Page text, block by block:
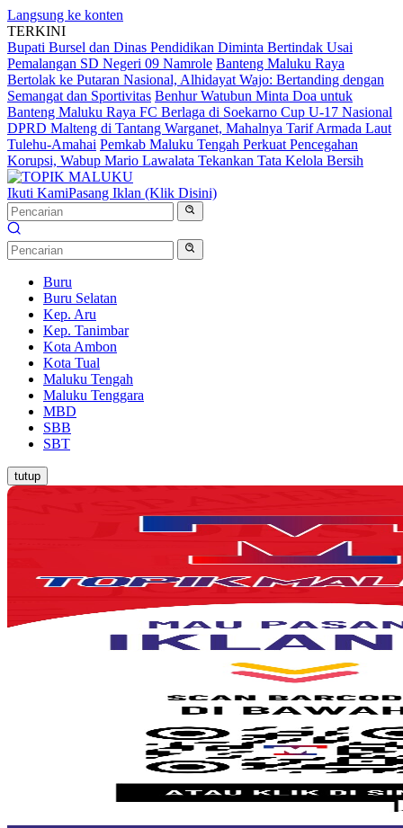
Langsung ke konten
TERKINI
Bupati Bursel dan Dinas Pendidikan Diminta Bertindak Usai
Pemalangan SD Negeri 09 Namrole Banteng Maluku Raya
Bertolak ke Putaran Nasional, Alhidayat Wajo: Bertanding dengan
Semangat dan Sportivitas Benhur Watubun Minta Doa untuk
Banteng Maluku Raya FC Berlaga di Soekarno Cup U-17 Nasional
DPRD Malteng di Tantang Warganet, Mahalnya Tarif Armada Laut
Tulehu-Amahai Pemkab Maluku Tengah Perkuat Pencegahan
Korupsi, Wabup Mario Lawalata Tekankan Tata Kelola Bersih
Ikuti KamiPasang Iklan (Klik Disini)
Buru
Buru Selatan
Kep. Aru
Kep. Tanimbar
Kota Ambon
Kota Tual
Maluku Tengah
Maluku Tenggara
MBD
SBB
SBT
tutup